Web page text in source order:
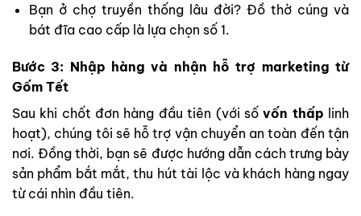
Bạn ở chợ truyền thống lâu đời? Đồ thờ cúng và
bát đĩa cao cấp là lựa chọn số 1.
Bước 3: Nhập hàng và nhận hỗ trợ marketing từ
Gốm Tết
Sau khi chốt đơn hàng đầu tiên (với sốvốn thấp linh
hoạt), chúng tôi sẽ hỗ trợ vận chuyển an toàn đến tận
nơi. Đồng thời, bạn sẽ được hướng dẫn cách trưng bày
sản phẩm bắt mắt, thu hút tài lộc và khách hàng ngay
từ cái nhìn đầu tiên.